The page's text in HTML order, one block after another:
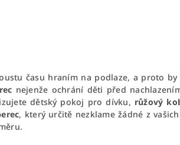
času hraním na podlaze, a proto by
nejenže ochrání děti před
dětský pokoj pro dívku, růžový
, který určitě nezklame žádné z